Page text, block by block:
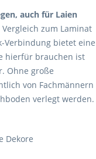
auch für Laien
zum Laminat
Verbindung bietet eine
hierfür brauchen ist
Ohne große
von Fachmännern
verlegt werden.
Dekore